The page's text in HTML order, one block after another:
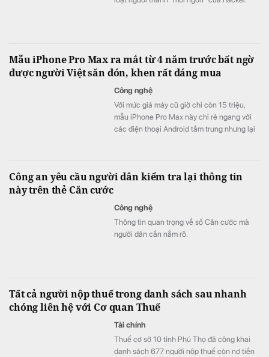
Mẫu iPhone Pro Max ra mắt từ 4 năm trước bất ngờ
được người Việt săn đón, khen rất đáng mua
Công nghệ
Với mức giá máy cũ giờ chỉ còn 15 triệu,
mẫu iPhone Pro Max này chỉ rẻ ngang với
các điện thoại Android tầm trung nhưng lại
Công an yêu cầu người dân kiểm tra lại thông tin
này trên thẻ Căn cước
Công nghệ
Thông tin quan trọng về số Căn cước mà
người dân cần nắm rõ.
Tất cả người nộp thuế trong danh sách sau nhanh
chóng liên hệ với Cơ quan Thuế
Tài chính
Thuế cơ sở 10 tỉnh Phú Thọ đã công khai
danh sách 677 người nộp thuế còn nợ tiền